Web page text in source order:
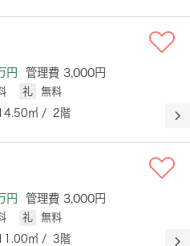
円 管理費 3,000円
礼
無料
㎡ / 2階
円 管理費 3,000円
礼
無料
㎡ / 3階